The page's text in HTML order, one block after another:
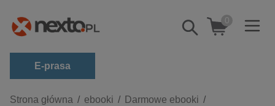
Pokaż/schowaj
wyszukiwarkę
0
E-prasa
Kategorie
Strona główna ebooki
Darmowe ebooki